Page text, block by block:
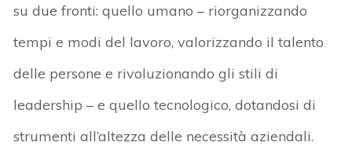
su due fronti: quello umano – riorganizzando
tempi e modi del lavoro, valorizzando il talento
delle persone e rivoluzionando gli stili di
leadership – e quello tecnologico, dotandosi di
strumenti all’altezza delle necessità aziendali.